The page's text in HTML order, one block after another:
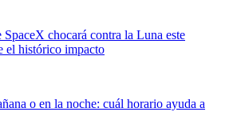
SpaceX chocará contra la Luna este
el histórico impacto
o en la noche: cuál horario ayuda a